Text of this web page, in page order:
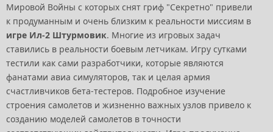
Мировой Войны с которых снят гриф "Секретно" привели
к продуманным и очень близким к реальности миссиям в
игре Ил-2 Штурмовик. Многие из игровых задач
ставились в реальности боевым летчикам. Игру сутками
тестили как сами разработчики, которые являются
фанатами авиа симуляторов, так и целая армия
счастливчиков бета-тестеров. Подробное изучение
строения самолетов и жизненно важных узлов привело к
созданию моделей самолетов в точности